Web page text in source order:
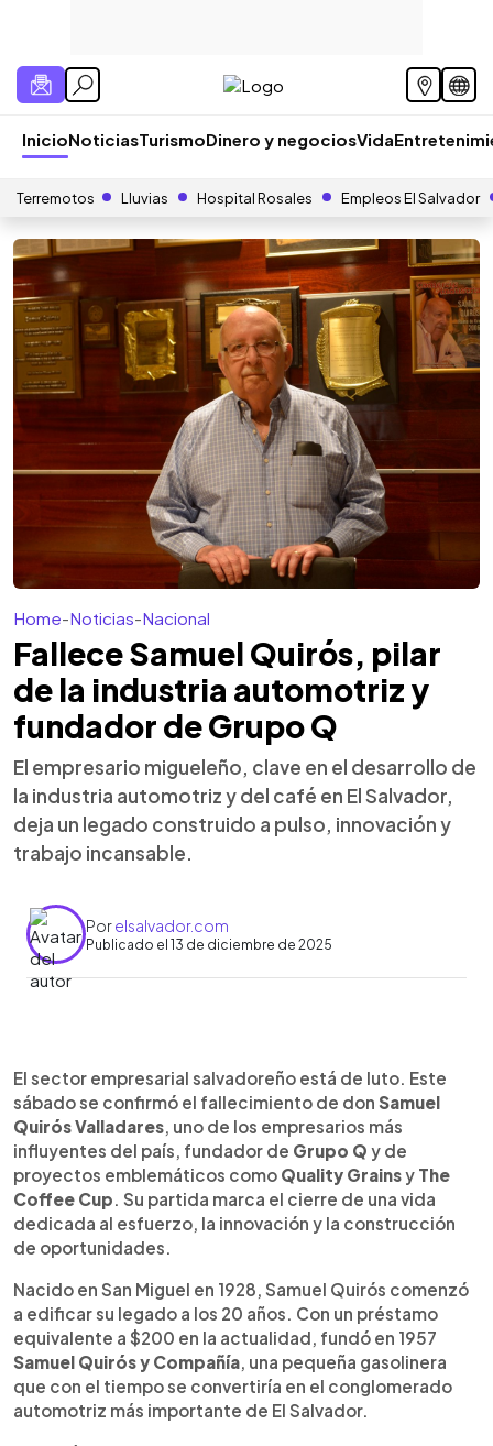
InicioNoticiasTurismoDinero y negociosVida
Terremotos Lluvias Hospital Rosales Empleos El Salvador
Home-Noticias-Nacional
Fallece Samuel Quirós, pilar
de la industria automotriz y
fundador de Grupo Q
El empresario migueleño, clave en el desarrollo de
la industria automotriz y del café en El Salvador,
deja un legado construido a pulso, innovación y
trabajo incansable.
Porelsalvador.com
Publicado el 13 de diciembre de 2025
► Escuchar artículo
Don Samuel Quirós, pionero de la industria
automotriz y fundador de Grupo Q, falleció este
sábado a los 97 años. Nacido en San Miguel en
1928, inició su sueño empresarial con apenas
$200 y construyó uno de los conglomerados más
importantes de Centroamérica. Desde una
gasolinera en 1957 evolucionó hacia la importación
de vehículos y la representación de grandes
marcas, incluida Nissan. También impulsó Quality
Grains y la cadena The Coffee Cup. Reconocido
con premios de ASI y Camarasal, Quirós fue
ejemplo de perseverancia y visión. Su legado
empresarial y humano queda grabado en la
historia económica del país.
El sector empresarial salvadoreño está de luto. Este
sábado se confirmó el fallecimiento de don Samuel
Quirós Valladares, uno de los empresarios más
influyentes del país, fundador de Grupo Q y de
proyectos emblemáticos como Quality Grainsy The
Coffee Cup. Su partida marca el cierre de una vida
dedicada al esfuerzo, la innovación y la construcción
de oportunidades.
Nacido en San Miguel en 1928, Samuel Quirós comenzó
a edificar su legado a los 20 años. Con un préstamo
equivalente a $200 en la actualidad, fundó en 1957
Samuel Quirós y Compañía, una pequeña gasolinera
que con el tiempo se convertiría en el conglomerado
automotriz más importante de El Salvador.